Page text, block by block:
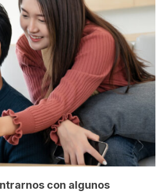
con algunos